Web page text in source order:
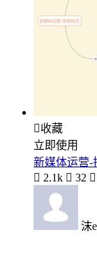
收藏
立即使用
新媒体运营-
 2.1k  32 
沫